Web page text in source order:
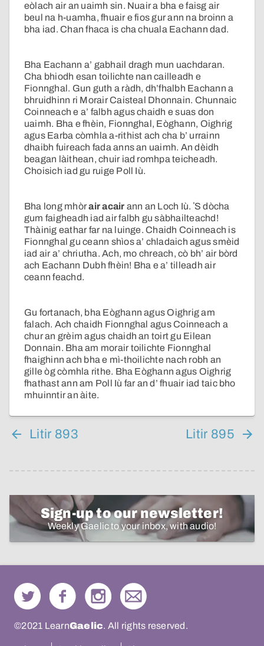
eòlach air an uaimh sin. Nuair a bha e faisg air
beul na h-uamha, fhuair e fios gur ann na broinn a
bha iad. Chan fhaca is cha chuala Eachann dad.
Bha Eachann a’ gabhail dragh mun uachdaran.
Cha bhiodh esan toilichte nan cailleadh e
Fionnghal. Gun guth a ràdh, dh’fhalbh Eachann a
bhruidhinn ri Morair Caisteal Dhonnain. Chunnaic
Coinneach e a’ falbh agus chaidh e suas don
uaimh. Bha e fhèin, Fionnghal, Eòghann, Oighrig
agus Earba còmhla a-rithist ach cha b’ urrainn
dhaibh fuireach fada anns an uaimh. An dèidh
beagan làithean, chuir iad romhpa teicheadh.
Choisich iad gu ruige Poll Iù.
Bha long mhòrair acair ann an Loch Iù. ʼS dòcha
gum faigheadh iad air falbh gu sàbhailteachd!
Thàinig eathar far na luinge. Chaidh Coinneach is
Fionnghal gu ceann shìos a’ chladaich agus smèid
iad air a’ chriutha. Ach, mo chreach, cò bh’ air bòrd
ach Eachann Dubh fhèin! Bha e a’ tilleadh air
ceann feachd.
Gu fortanach, bha Eòghann agus Oighrig am
falach. Ach chaidh Fionnghal agus Coinneach a
chur an grèim agus chaidh an toirt gu Eilean
Donnain. Bha am morair toilichte Fionnghal
fhaighinn ach bha e mì-thoilichte nach robh an
gille òg còmhla rithe. Bha Eòghann agus Oighrig
fhathast ann am Poll Iù far an d’ fhuair iad taic bho
mhuinntir an àite.
Litir 893 Litir 895
Sign-up to our newsletter!
Weekly Gaelic to your inbox, with audio!
©2021 LearnGaelic. All rights reserved.